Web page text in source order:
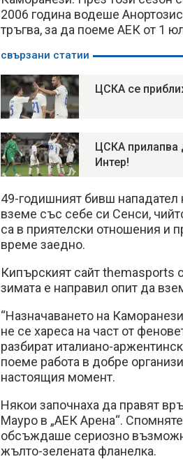
2006 година водеше
тръгва, за да поеме АЕК от 1
свързани статии
ЦСКА се
ЦСКА прилапва
Интер!
49-годишният бивш
вземе със себе си Сенси,
са в приятелски отношения и
време заедно.
Кипърският сайт themasports
зимата е направил опит да
“Назначаването на
не се хареса на част от
разбират италиано-
поеме работа в добре
настоящия момент.
Някои започнаха да правят
Мауро в „АЕК Арена“.
обсъждаше сериозно
жълто-зелената фланелка.